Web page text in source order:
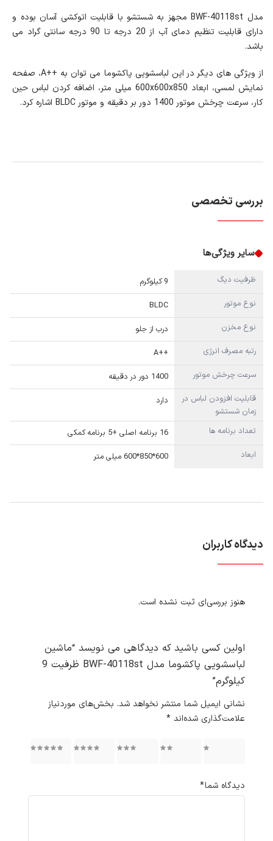
مدل BWF-40118st مجهز به شستشو با قابلیت اتوکشی آسان بوده و
دارای قابلیت تنظیم دمای آب از 20 درجه تا 90 درجه سانتی گراد می
باشد.
از ویژگی های دیگر در این لباسشویی پاکشوما می توان به ++A، صفحه
نمایش لمسی، ابعاد 600x600x850 میلی متر، اضافه کردن لباس حین
کار، سرعت چرخش موتور 1400 دور بر دقیقه و موتور BLDC اشاره کرد.
بررسی تخصصی
سایر ویژگی‌ها
ظرفیت دیگ
9 کیلوگرم
نوع موتور
BLDC
نوع مخزن
درب از جلو
رتبه مصرف انرژی
++A
سرعت چرخش موتور
1400 دور در دقیقه
قابلیت افزودن لباس در
زمان شستشو
دارد
تعداد برنامه ها
16 برنامه اصلی +5 برنامه کمکی
ابعاد
600*850*600 میلی متر
دیدگاه کاربران
هنوز بررسی‌ای ثبت نشده است.
اولین کسی باشید که دیدگاهی می نویسد “ماشین
لباسشویی پاکشوما مدل BWF-40118st ظرفیت 9
کیلوگرم”
نشانی ایمیل شما منتشر نخواهد شد. بخش‌های موردنیاز
علامت‌گذاری شده‌اند *
۳ از ۵ ۴ از ۵ ۵ از ۵
دیدگاه شما*